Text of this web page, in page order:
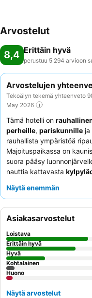
Arvostelut
8,4 Erittäin hyvä
perustuu 5 294 arvioon
Arvostelujen
Tekoälyn tekemä yhteenveto
May 2026
Tämä hotelli on
perheille, pariskunnille ja
rauhallista ympäristöä
Majoituspaikassa on kaunis
suora pääsy
nauttia kattavasta
leikkihuoneesta
ja monipuolinen
ruokavaliotarpeisiin.
kannattaa pyytää
rauhallisuuden
Näytä enemmän
Asiakasarvostelut
Loistava
Erittäin hyvä
Hyvä
Kohtalainen
Huono
Näytä arvostelut